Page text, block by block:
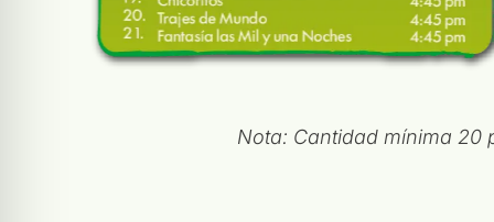
Nota: Cantidad mínima 20